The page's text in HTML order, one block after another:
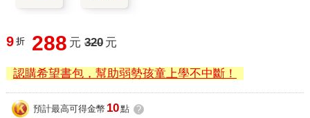
9 折 288 元 320 元
認購希望書包，幫助弱勢孩童上學不中斷！
預計最高可得金幣 10點 ?